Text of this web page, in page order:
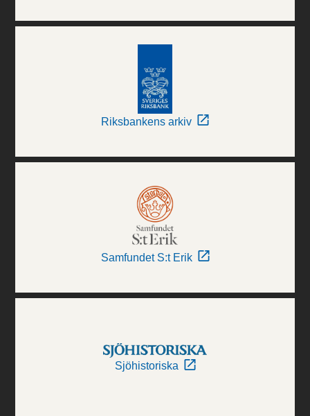
Riksbankens arkiv
Samfundet S:t Erik
Sjöhistoriska